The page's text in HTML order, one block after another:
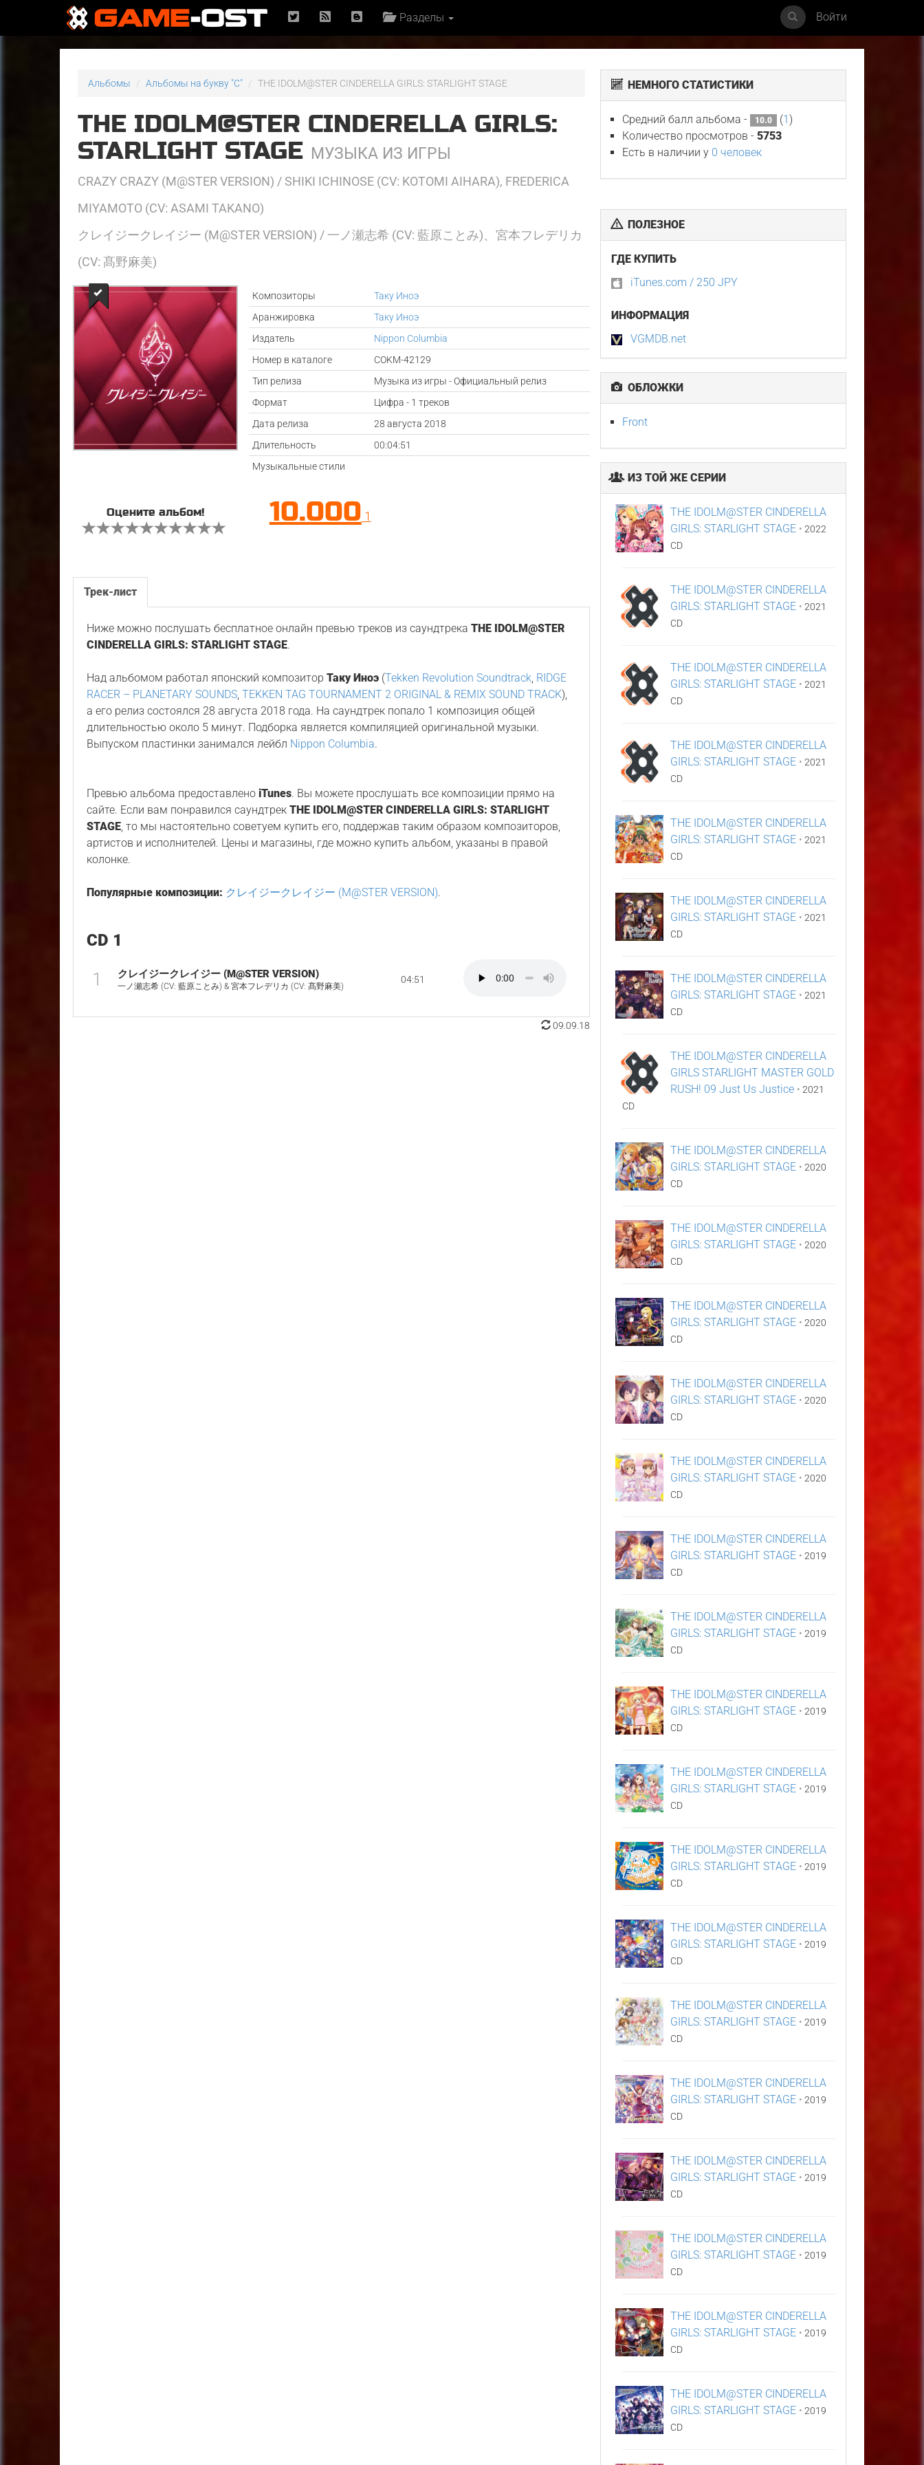
Разделы Войти
Альбомы Альбомы на букву "C" THE IDOLM@STER CINDERELLA GIRLS: STARLIGHT STAGE
THE IDOLM@STER CINDERELLA GIRLS:
STARLIGHT STAGE МУЗЫКА ИЗ ИГРЫ
CRAZY CRAZY (M@STER VERSION) / SHIKI ICHINOSE (CV: KOTOMI AIHARA), FREDERICA
MIYAMOTO (CV: ASAMI TAKANO)
クレイジークレイジー (M@STER VERSION) / 一ノ瀬志希 (CV: 藍原ことみ)、宮本フレデリカ
(CV: 髙野麻美)
Композиторы
Таку Иноэ
Аранжировка
Таку Иноэ
Издатель
Nippon Columbia
Номер в каталоге
COKM-42129
Тип релиза
Музыка из игры - Официальный релиз
Формат
Цифра - 1 треков
Дата релиза
28 августа 2018
Длительность
00:04:51
Музыкальные стили
Оцените альбом! 10.000 1
Трек-лист
Ниже можно послушать бесплатное онлайн превью треков из саундтрекаTHE IDOLM@STER
CINDERELLA GIRLS: STARLIGHT STAGE.
Над альбомом работал японский композиторТаку Иноэ (Tekken Revolution Soundtrack, RIDGE
RACER – PLANETARY SOUNDS,TEKKEN TAG TOURNAMENT 2 ORIGINAL & REMIX SOUND TRACK),
а его релиз состоялся 28 августа 2018 года. На саундтрек попало 1 композиция общей
длительностью около 5 минут. Подборка является компиляцией оригинальной музыки.
Выпуском пластинки занимался лейбл Nippon Columbia.
Превью альбома предоставленоiTunes. Вы можете прослушать все композиции прямо на
сайте. Если вам понравился саундтрекTHE IDOLM@STER CINDERELLA GIRLS: STARLIGHT
STAGE, то мы настоятельно советуем купить его, поддержав таким образом композиторов,
артистов и исполнителей. Цены и магазины, где можно купить альбом, указаны в правой
колонке.
Популярные композиции: クレイジークレイジー (M@STER VERSION).
CD 1
1 クレイジークレイジー (M@STER VERSION)
一ノ瀬志希 (CV: 藍原ことみ) & 宮本フレデリカ (CV: 髙野麻美)
04:51
09.09.18
НЕМНОГО СТАТИСТИКИ
Средний балл альбома - 10.0 (1)
Количество просмотров -5753
Есть в наличии у 0 человек
ПОЛЕЗНОЕ
ГДЕ КУПИТЬ
iTunes.com / 250 JPY
ИНФОРМАЦИЯ
VGMDB.net
ОБЛОЖКИ
Front
ИЗ ТОЙ ЖЕ СЕРИИ
THE IDOLM@STER CINDERELLA
GIRLS: STARLIGHT STAGE • 2022
CD
THE IDOLM@STER CINDERELLA
GIRLS: STARLIGHT STAGE • 2021
CD
THE IDOLM@STER CINDERELLA
GIRLS: STARLIGHT STAGE • 2021
CD
THE IDOLM@STER CINDERELLA
GIRLS: STARLIGHT STAGE • 2021
CD
THE IDOLM@STER CINDERELLA
GIRLS: STARLIGHT STAGE • 2021
CD
THE IDOLM@STER CINDERELLA
GIRLS: STARLIGHT STAGE • 2021
CD
THE IDOLM@STER CINDERELLA
GIRLS: STARLIGHT STAGE • 2021
CD
THE IDOLM@STER CINDERELLA
GIRLS STARLIGHT MASTER GOLD
RUSH! 09 Just Us Justice • 2021
CD
THE IDOLM@STER CINDERELLA
GIRLS: STARLIGHT STAGE • 2020
CD
THE IDOLM@STER CINDERELLA
GIRLS: STARLIGHT STAGE • 2020
CD
THE IDOLM@STER CINDERELLA
GIRLS: STARLIGHT STAGE • 2020
CD
THE IDOLM@STER CINDERELLA
GIRLS: STARLIGHT STAGE • 2020
CD
THE IDOLM@STER CINDERELLA
GIRLS: STARLIGHT STAGE • 2020
CD
THE IDOLM@STER CINDERELLA
GIRLS: STARLIGHT STAGE • 2019
CD
THE IDOLM@STER CINDERELLA
GIRLS: STARLIGHT STAGE • 2019
CD
THE IDOLM@STER CINDERELLA
GIRLS: STARLIGHT STAGE • 2019
CD
THE IDOLM@STER CINDERELLA
GIRLS: STARLIGHT STAGE • 2019
CD
THE IDOLM@STER CINDERELLA
GIRLS: STARLIGHT STAGE • 2019
CD
THE IDOLM@STER CINDERELLA
GIRLS: STARLIGHT STAGE • 2019
CD
THE IDOLM@STER CINDERELLA
GIRLS: STARLIGHT STAGE • 2019
CD
THE IDOLM@STER CINDERELLA
GIRLS: STARLIGHT STAGE • 2019
CD
THE IDOLM@STER CINDERELLA
GIRLS: STARLIGHT STAGE • 2019
CD
THE IDOLM@STER CINDERELLA
GIRLS: STARLIGHT STAGE • 2019
CD
THE IDOLM@STER CINDERELLA
GIRLS: STARLIGHT STAGE • 2019
CD
THE IDOLM@STER CINDERELLA
GIRLS: STARLIGHT STAGE • 2019
CD